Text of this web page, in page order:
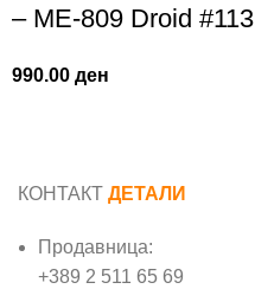
– ME-809 Droid #113
990.00ден
КОНТАКТ ДЕТАЛИ
Продавница:
+389 2 511 65 69